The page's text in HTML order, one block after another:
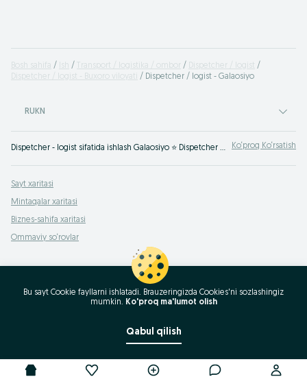
Bosh sahifa Ish Transport / logistika / ombor
Dispetcher / logist
Dispetcher / logist - Buxoro viloyati
Dispetcher / logist - Galaosiyo
RUKN
Dispetcher - logist sifatida ishlash Galaosiyo ⭐ Dispetcher bo'sh ish o'rinlarining keng tanlovi ✔️️️ yuk tashish bo'yicha ✔️️️ish tajribasi yo'q ✔️️️ uydan ⮞⮞ OLX.uz Ko‘proq Ko‘rsatish
Sayt xaritasi
Mintaqalar xaritasi
Biznes-sahifa xaritasi
Ommaviy so‘rovlar
Bu sayt Cookie fayllarni ishlatadi. Brauzeringizda Cookies'ni sozlashingiz
mumkin. Ko'proq ma'lumot olish
Qabul qilish